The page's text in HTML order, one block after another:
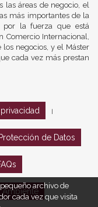
las áreas de negocio, el
más importantes de la
por la fuerza que está
Comercio Internacional,
negocios, y el Máster
cada vez más prestan
de Datos
Ambiente
archivo de
cada vez que visita